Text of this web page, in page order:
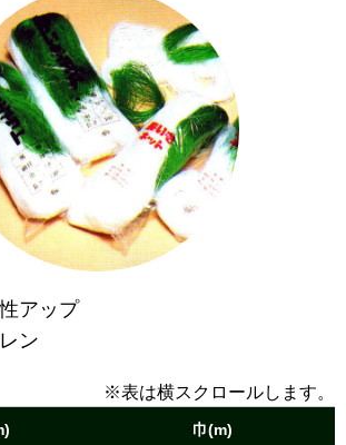
アップ
ン
※表は横スクロールします。
巾(m)